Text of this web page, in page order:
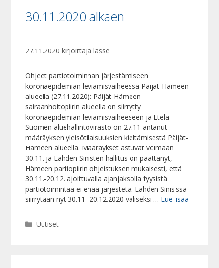
30.11.2020 alkaen
27.11.2020 kirjoittajalasse
Ohjeet partiotoiminnan järjestämiseen
koronaepidemian leviämisvaiheessa Päijät-Hämeen
alueella (27.11.2020): Päijät-Hämeen
sairaanhoitopiirin alueella on siirrytty
koronaepidemian leviämisvaiheeseen ja Etelä-
Suomen aluehallintovirasto on 27.11 antanut
määräyksen yleisötilaisuuksien kieltämisestä Päijät-
Hämeen alueella. Määräykset astuvat voimaan
30.11. ja Lahden Sinisten hallitus on päättänyt,
Hämeen partiopiirin ohjeistuksen mukaisesti, että
30.11.-20.12. ajoittuvalla ajanjaksolla fyysistä
partiotoimintaa ei enää järjestetä. Lahden Sinisissä
siirrytään nyt 30.11 -20.12.2020 väliseksi … Lue lisää
Kategoriat
Uutiset